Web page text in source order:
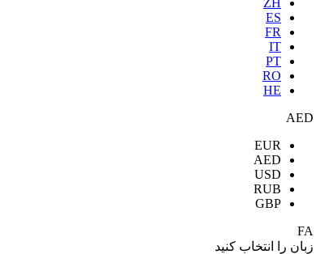
ZH
ES
FR
IT
PT
RO
HE
AED
EUR
AED
USD
RUB
GBP
FA
زبان را انتخاب کنید